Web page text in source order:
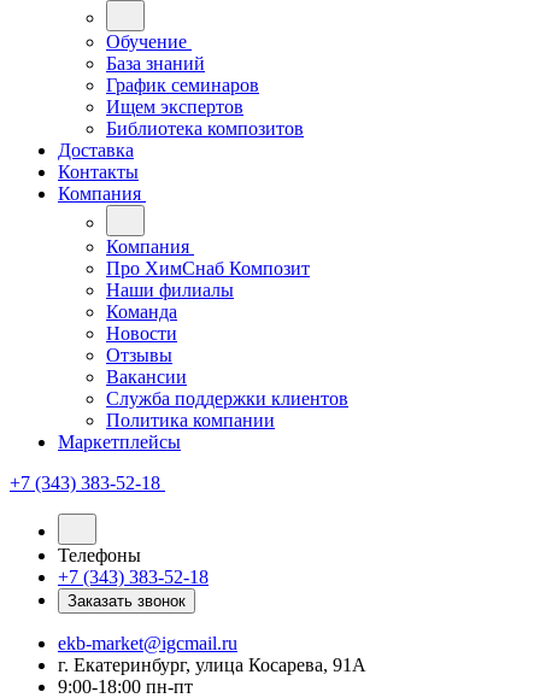
Обучение
База знаний
График семинаров
Ищем экспертов
Библиотека композитов
Доставка
Контакты
Компания
Компания
Про ХимСнаб Композит
Наши филиалы
Команда
Новости
Отзывы
Вакансии
Служба поддержки клиентов
Политика компании
Маркетплейсы
+7 (343) 383-52-18
Телефоны
+7 (343) 383-52-18
Заказать звонок
ekb-market@igcmail.ru
г. Екатеринбург, улица Косарева, 91А
9:00-18:00 пн-пт